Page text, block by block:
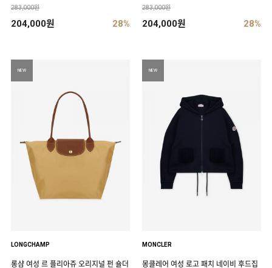
283,000원
204,000원 28%
283,000원
204,000원 28%
NEW
LONGCHAMP
롱샴 여성 르 플리아쥬 오리지널 펀 숄더
NEW
MONCLER
몽클레어 여성 로고 패치 네이비 후드집